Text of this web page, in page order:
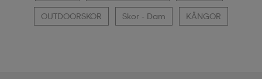
OUTDOORSKOR Skor - Dam KÄNGOR